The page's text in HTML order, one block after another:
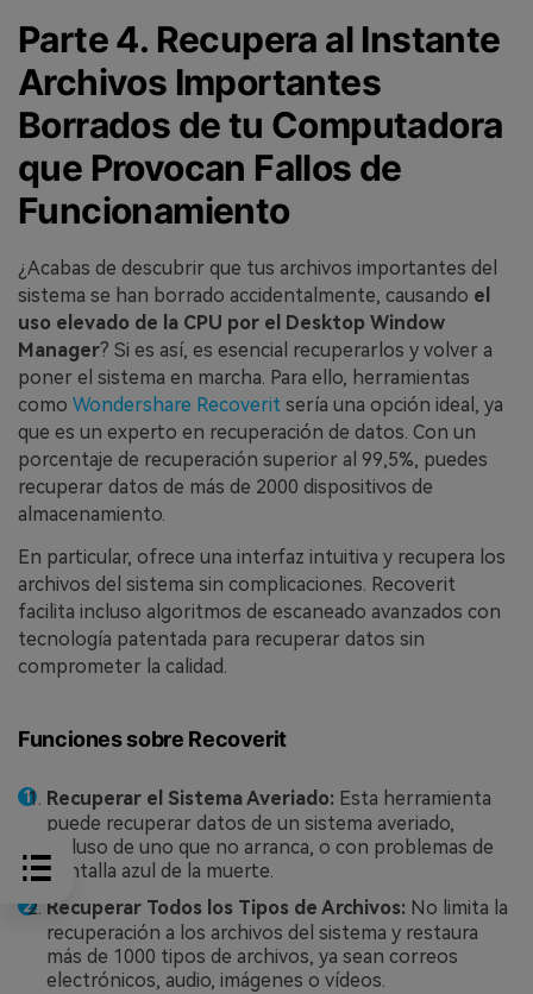
Parte 4. Recupera al Instante
Archivos Importantes
Borrados de tu Computadora
que Provocan Fallos de
Funcionamiento
¿Acabas de descubrir que tus archivos importantes del
sistema se han borrado accidentalmente, causando el
uso elevado de la CPU por el Desktop Window
Manager? Si es así, es esencial recuperarlos y volver a
poner el sistema en marcha. Para ello, herramientas
como Wondershare Recoverit sería una opción ideal, ya
que es un experto en recuperación de datos. Con un
porcentaje de recuperación superior al 99,5%, puedes
recuperar datos de más de 2000 dispositivos de
almacenamiento.
En particular, ofrece una interfaz intuitiva y recupera los
archivos del sistema sin complicaciones. Recoverit
facilita incluso algoritmos de escaneado avanzados con
tecnología patentada para recuperar datos sin
comprometer la calidad.
Funciones sobre Recoverit
Recuperar el Sistema Averiado: Esta herramienta
puede recuperar datos de un sistema averiado,
incluso de uno que no arranca, o con problemas de
pantalla azul de la muerte.
Recuperar Todos los Tipos de Archivos: No limita la
recuperación a los archivos del sistema y restaura
más de 1000 tipos de archivos, ya sean correos
electrónicos, audio, imágenes o vídeos.